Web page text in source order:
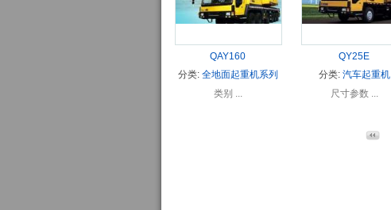
QAY160
分类: 全地面起重机系列
类别 ...
QY25E
分类: 汽车起重机
尺寸参数 ...